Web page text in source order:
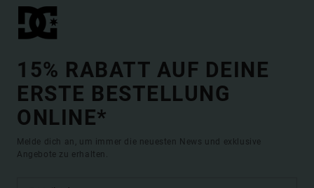
15% RABATT AUF DEINE
ERSTE BESTELLUNG
ONLINE*
Melde dich an, um immer die neuesten News und exklusive
Angebote zu erhalten.